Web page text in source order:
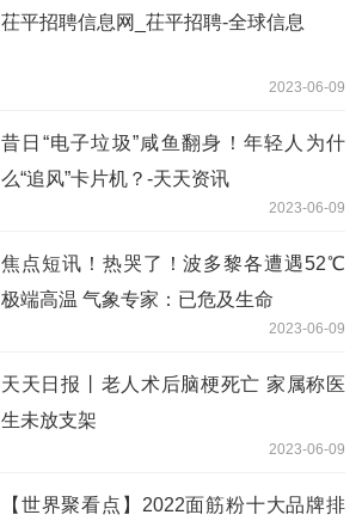
茌平招聘信息网_茌平招聘-全球信息
2023-06-09
昔日“电子垃圾”咸鱼翻身！年轻人为什
么“追风”卡片机？-天天资讯
2023-06-09
焦点短讯！热哭了！波多黎各遭遇52℃
极端高温 气象专家：已危及生命
2023-06-09
天天日报丨老人术后脑梗死亡 家属称医
生未放支架
2023-06-09
【世界聚看点】2022面筋粉十大品牌排